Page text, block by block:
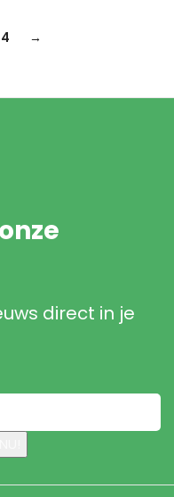
4 →
direct in je